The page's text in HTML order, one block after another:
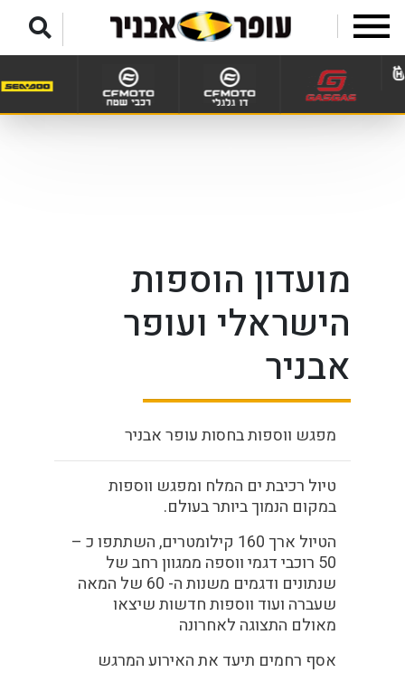
מועדון הוספות
הישראלי ועופר
אבניר
מפגש ווספות בחסות עופר אבניר
טיול רכיבת ים המלח ומפגש ווספות
במקום הנמוך ביותר בעולם.
הטיול ארך 160 קילומטרים, השתתפו כ –
50 רוכבי דגמי ווספה ממגוון רחב של
שנתונים ודגמים משנות ה- 60 של המאה
שעברה ועוד ווספות חדשות שיצאו
מאולם התצוגה לאחרונה
אסף רחמים תיעד את האירוע המרגש